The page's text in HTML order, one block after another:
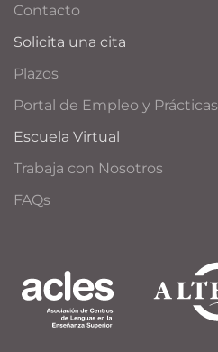
Contacto
Solicita una cita
Plazos
Portal de Empleo y Prácticas
Escuela Virtual
Trabaja con Nosotros
FAQs